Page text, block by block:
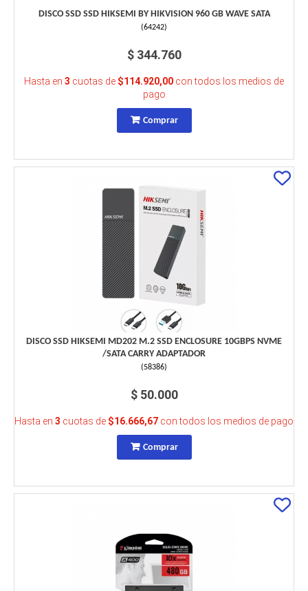
DISCO SSD SSD HIKSEMI BY HIKVISION 960 GB WAVE SATA
(64242)
$ 344.760
Hasta en 3 cuotas de $114.920,00 con todos los medios de
pago
Comprar
DISCO SSD HIKSEMI MD202 M.2 SSD ENCLOSURE 10GBPS NVME
/SATA CARRY ADAPTADOR
(58386)
$ 50.000
Hasta en 3 cuotas de $16.666,67 con todos los medios de pago
Comprar